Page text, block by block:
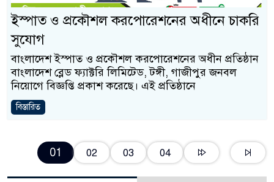
ইস্পাত ও প্রকৌশল করপোরেশনের অধীনে চাকরি
সুযোগ
বাংলাদেশ ইস্পাত ও প্রকৌশল করপোরেশনের অধীন প্রতিষ্ঠান
বাংলাদেশ ব্লেড ফ্যাক্টরি লিমিটেড, টঙ্গী, গাজীপুর জনবল
নিয়োগে বিজ্ঞপ্তি প্রকাশ করেছে। এই প্রতিষ্ঠানে
বিস্তারিত
01 02 03 04